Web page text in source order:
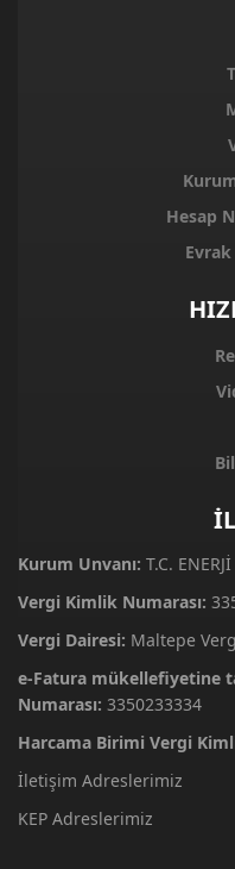
Hesap
Kurum Unvanı: T.C.
Vergi Kimlik Numarası:
Vergi Dairesi: Maltepe
e-Fatura mükellefiyetine
Numarası: 3350233334
Harcama Birimi Vergi
İletişim Adreslerimiz
KEP Adreslerimiz